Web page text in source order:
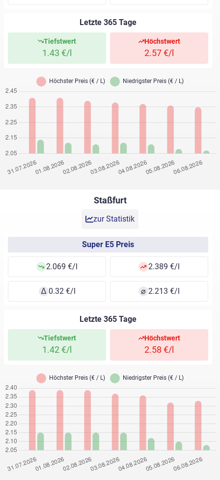
Letzte 365 Tage
Tiefstwert
1.43 €/l
Höchstwert
2.57 €/l
Staßfurt
zur Statistik
Super E5 Preis
2.069 €/l 2.389 €/l
∆ 0.32 €/l ⌀ 2.213 €/l
Letzte 365 Tage
Tiefstwert
1.42 €/l
Höchstwert
2.58 €/l